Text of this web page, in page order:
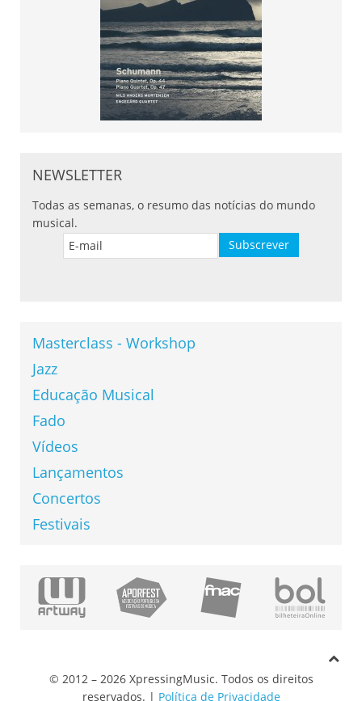
NEWSLETTER
Todas as semanas, o resumo das notícias do mundo
musical.
Masterclass - Workshop
Jazz
Educação Musical
Fado
Vídeos
Lançamentos
Concertos
Festivais
© 2012 – 2026 XpressingMusic. Todos os direitos
reservados. | Política de Privacidade